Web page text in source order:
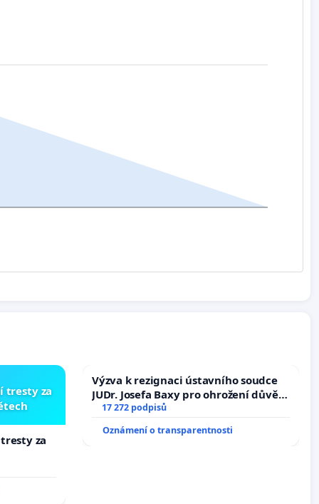
tresty za
za
Výzva k rezignaci ústavního soudce
JUDr. Josefa Baxy pro ohrožení důvěry
ve spravedlivý proces
17 272 podpisů
Oznámení o transparentnosti